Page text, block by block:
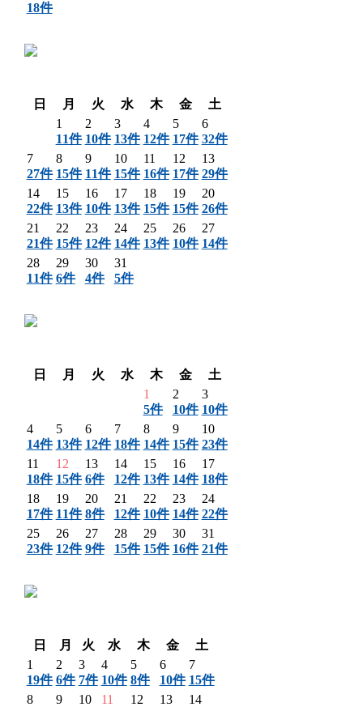
18件
日
月 火 水 木 金
土
1
11件
2
10件
3
13件
4
12件
5
17件
6
32件
7
27件
8
15件
9
11件
10
15件
11
16件
12
17件
13
29件
14
22件
15
13件
16
10件
17
13件
18
15件
19
15件
20
26件
21
21件
22
15件
23
12件
24
14件
25
13件
26
10件
27
14件
28
11件
29
6件
30
4件
31
5件
日
月 火 水 木 金
土
1
5件
2
10件
3
10件
4
14件
5
13件
6
12件
7
18件
8
14件
9
15件
10
23件
11
18件
12
15件
13
6件
14
12件
15
13件
16
14件
17
18件
18
17件
19
11件
20
8件
21
12件
22
10件
23
14件
24
22件
25
23件
26
12件
27
9件
28
15件
29
15件
30
16件
31
21件
日
月 火 水 木 金
土
1
19件
2
6件
3
7件
4
10件
5
8件
6
10件
7
15件
8
9
10
11
12
13
14